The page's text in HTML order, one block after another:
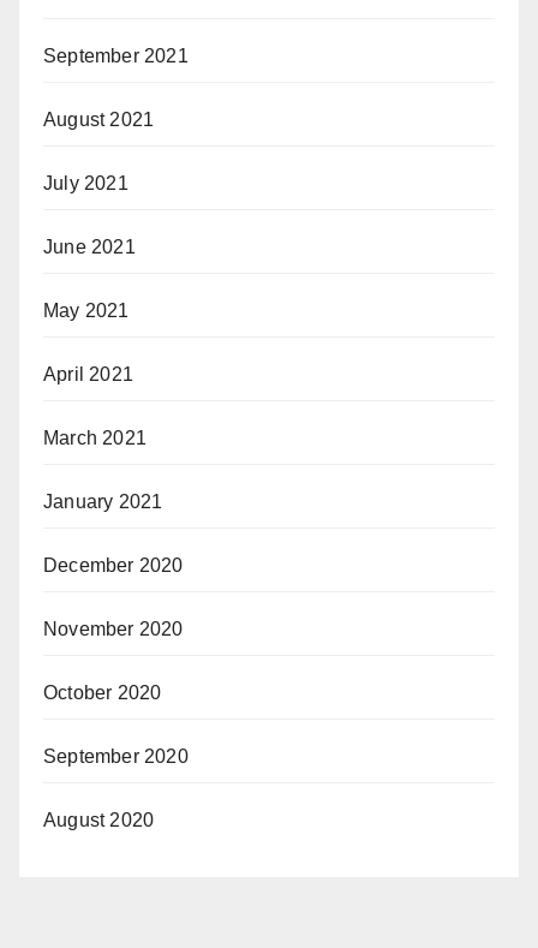
September 2021
August 2021
July 2021
June 2021
May 2021
April 2021
March 2021
January 2021
December 2020
November 2020
October 2020
September 2020
August 2020